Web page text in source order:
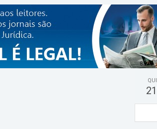
83 %
QUI
21